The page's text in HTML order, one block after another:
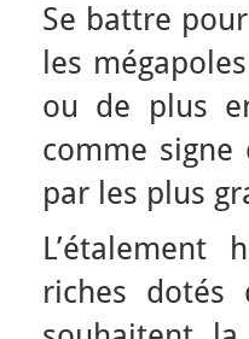
Se battre
les
ou de plus
comme signe
par les plus
L’étalement
riches dotés